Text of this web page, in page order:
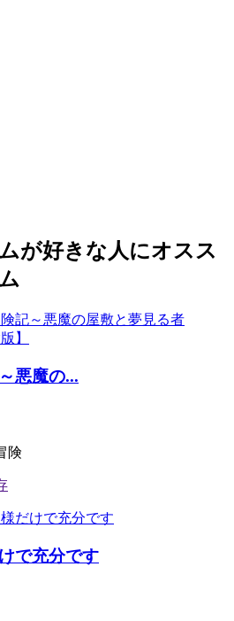
が好きな人にオスス
悪魔の...
険
で充分です